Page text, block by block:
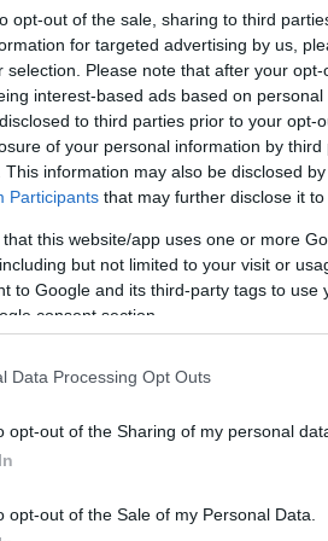
opt-out of the sale, sharing to third
for targeted advertising by us,
selection. Please note that after your
interest-based ads based on
to third parties prior to your opt-
of your personal information by third
This information may also be disclosed
Participants that may further disclose it
that this website/app uses one or more
but not limited to your visit or
to Google and its third-party tags to
consent section.
Data Processing Opt Outs
opt-out of the Sharing of my personal
opt-out of the Sale of my Personal Data.
súlyos kruppos,
vannak, sokszor van
Mégis elvették a